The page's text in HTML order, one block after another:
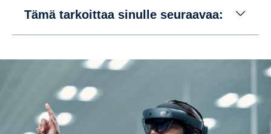
Tämä tarkoittaa sinulle seuraavaa: